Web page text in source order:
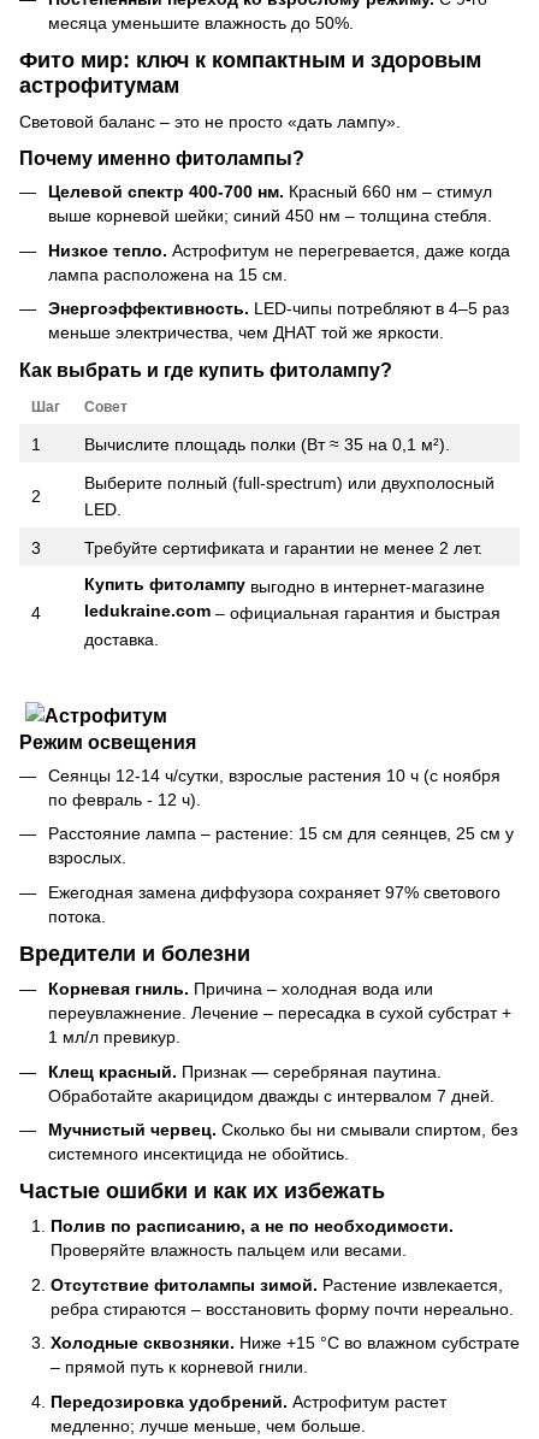
месяца уменьшите влажность до 50%.
Фито мир: ключ к компактным и здоровым
астрофитумам
Световой баланс – это не просто «дать лампу».
Почему именно фитолампы?
Целевой спектр 400-700 нм. Красный 660 нм – стимул
выше корневой шейки; синий 450 нм – толщина стебля.
Низкое тепло. Астрофитум не перегревается, даже когда
лампа расположена на 15 см.
Энергоэффективность. LED-чипы потребляют в 4–5 раз
меньше электричества, чем ДНАТ той же яркости.
Как выбрать и где купить фитолампу?
Шаг Совет
1 Вычислите площадь полки (Вт ≈ 35 на 0,1 м²).
2
Выберите полный (full-spectrum) или двухполосный
LED.
3 Требуйте сертификата и гарантии не менее 2 лет.
4
Купить фитолампу выгодно в интернет-магазине
ledukraine.com – официальная гарантия и быстрая
доставка.
Режим освещения
Сеянцы 12-14 ч/сутки, взрослые растения 10 ч (с ноября
по февраль - 12 ч).
Расстояние лампа – растение: 15 см для сеянцев, 25 см у
взрослых.
Ежегодная замена диффузора сохраняет 97% светового
потока.
Вредители и болезни
Корневая гниль. Причина – холодная вода или
переувлажнение. Лечение – пересадка в сухой субстрат +
1 мл/л превикур.
Клещ красный. Признак — серебряная паутина.
Обработайте акарицидом дважды с интервалом 7 дней.
Мучнистый червец. Сколько бы ни смывали спиртом, без
системного инсектицида не обойтись.
Частые ошибки и как их избежать
Полив по расписанию, а не по необходимости.
Проверяйте влажность пальцем или весами.
Отсутствие фитолампы зимой. Растение извлекается,
ребра стираются – восстановить форму почти нереально.
Холодные сквозняки. Ниже +15 °C во влажном субстрате
– прямой путь к корневой гнили.
Передозировка удобрений. Астрофитум растет
медленно; лучше меньше, чем больше.